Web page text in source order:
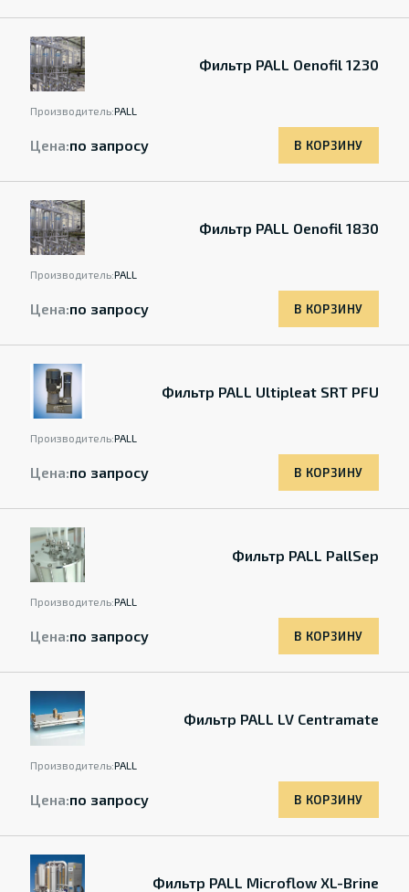
Фильтр PALL Oenofil 1230
Производитель:PALL
Цена:по запросу В КОРЗИНУ
Фильтр PALL Oenofil 1830
Производитель:PALL
Цена:по запросу В КОРЗИНУ
Фильтр PALL Ultipleat SRT PFU
Производитель:PALL
Цена:по запросу В КОРЗИНУ
Фильтр PALL PallSep
Производитель:PALL
Цена:по запросу В КОРЗИНУ
Фильтр PALL LV Centramate
Производитель:PALL
Цена:по запросу В КОРЗИНУ
Фильтр PALL Microflow XL-Brine